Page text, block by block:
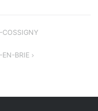
COSSIGNY
EN-BRIE